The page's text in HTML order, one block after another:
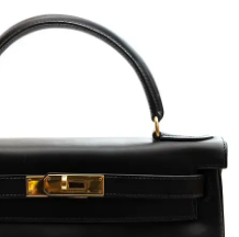
出張買取の
お申込み